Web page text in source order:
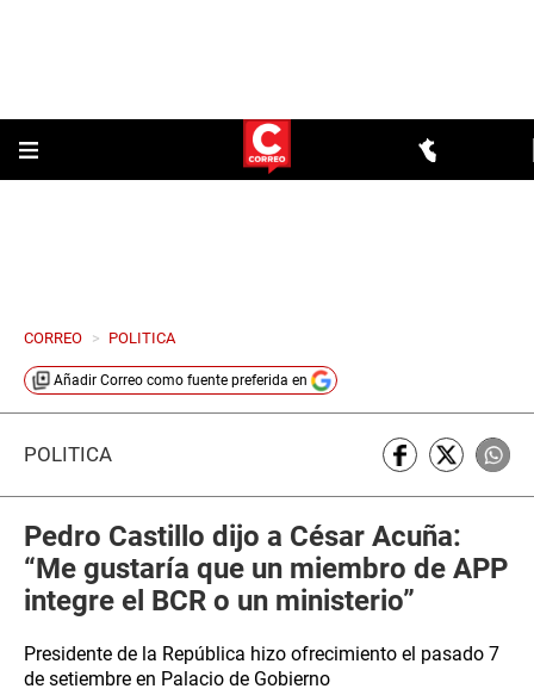
CORREO > POLITICA
Añadir Correo como fuente preferida en
POLÍTICA
Pedro Castillo dijo a César Acuña:
“Me gustaría que un miembro de APP
integre el BCR o un ministerio”
Presidente de la República hizo ofrecimiento el pasado 7
de setiembre en Palacio de Gobierno